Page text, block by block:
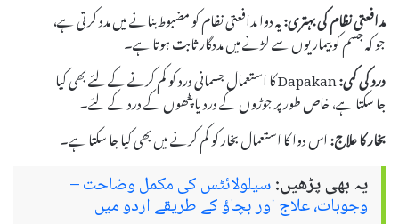
مدافعتی نظام کی بہتری:یہ دوا مدافعتی نظام کو مضبوط بنانے میں مدد کرتی ہے،
جو کہ جسم کو بیماریوں سے لڑنے میں مددگار ثابت ہوتا ہے۔
درد کی کمی:
Dapakan کا استعمال جسمانی درد کو کم کرنے کے لئے بھی کیا
جا سکتا ہے، خاص طور پر جوڑوں کے درد یا پٹھوں کے درد کے لئے۔
بخار کا علاج:اس دوا کا استعمال بخار کو کم کرنے میں بھی کیا جا سکتا ہے۔
یہ بھی پڑھیں:سیلولائٹس کی مکمل وضاحت –
وجوہات، علاج اور بچاؤ کے طریقے اردو میں